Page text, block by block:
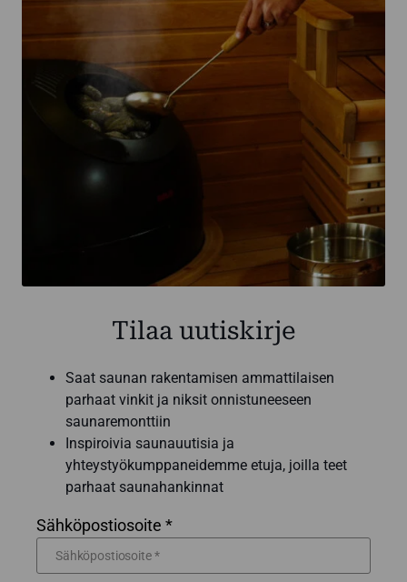
Tilaa uutiskirje
Saat saunan rakentamisen ammattilaisen
parhaat vinkit ja niksit onnistuneeseen
saunaremonttiin
Inspiroivia saunauutisia ja
yhteystyökumppaneidemme etuja, joilla teet
parhaat saunahankinnat
Sähköpostiosoite *